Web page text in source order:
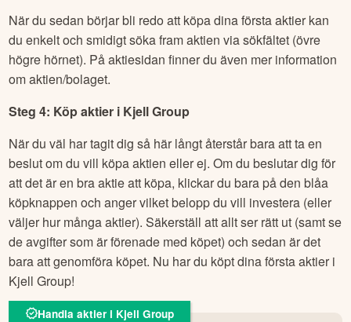
När du sedan börjar bli redo att köpa dina första aktier kan
du enkelt och smidigt söka fram aktien via sökfältet (övre
högre hörnet). På aktiesidan finner du även mer information
om aktien/bolaget.
Steg 4: Köp aktier i Kjell Group
När du väl har tagit dig så här långt återstår bara att ta en
beslut om du vill köpa aktien eller ej. Om du beslutar dig för
att det är en bra aktie att köpa, klickar du bara på den blåa
köpknappen och anger vilket belopp du vill investera (eller
väljer hur många aktier). Säkerställ att allt ser rätt ut (samt se
de avgifter som är förenade med köpet) och sedan är det
bara att genomföra köpet. Nu har du köpt dina första aktier i
Kjell Group!
Handla aktier i Kjell Group